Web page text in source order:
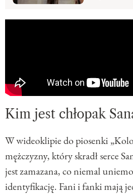
Kim jest chłopak
W wideoklipie do piosenki
mężczyzny, który skradł serce
jest zamazana, co niemal
identyfikację. Fani i fanki mają